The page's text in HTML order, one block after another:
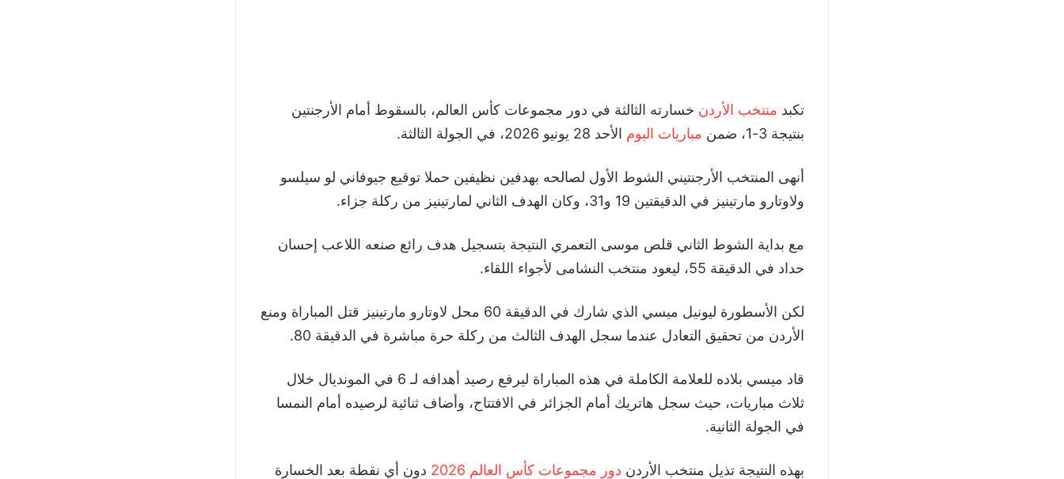
تكبد منتخب الأردن خسارته الثالثة في دور مجموعات كأس العالم، بالسقوط أمام الأرجنتين
بنتيجة 3-1، ضمن
مباريات اليوم الأحد 28 يونيو 2026، في الجولة الثالثة.
أنهى المنتخب الأرجنتيني الشوط الأول لصالحه بهدفين نظيفين حملا توقيع جيوفاني لو سيلسو
ولاوتارو مارتينيز في الدقيقتين 19 و31، وكان الهدف الثاني لمارتينيز من ركلة جزاء.
مع بداية الشوط الثاني قلص موسى التعمري النتيجة بتسجيل هدف رائع صنعه اللاعب إحسان
حداد في الدقيقة 55، ليعود منتخب النشامى لأجواء اللقاء.
لكن الأسطورة ليونيل ميسي الذي شارك في الدقيقة 60 محل لاوتارو مارتينيز قتل المباراة ومنع
الأردن من تحقيق التعادل عندما سجل الهدف الثالث من ركلة حرة مباشرة في الدقيقة 80.
قاد ميسي بلاده للعلامة الكاملة في هذه المباراة ليرفع رصيد أهدافه لـ 6 في المونديال خلال
ثلاث مباريات، حيث سجل هاتريك أمام الجزائر في الافتتاح، وأضاف ثنائية لرصيده أمام النمسا
في الجولة الثانية.
بهذه النتيجة تذيل منتخب الأردن دور مجموعات كأس العالم 2026
دون أي نقطة بعد الخسارة